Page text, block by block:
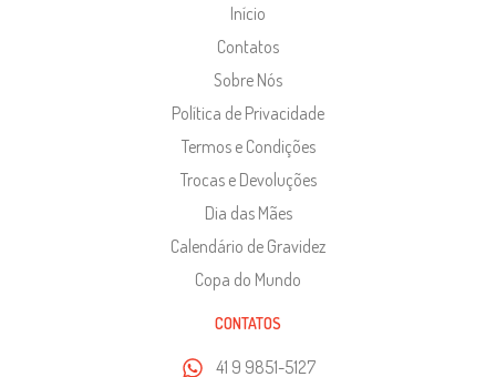
Início
Contatos
Sobre Nós
Política de Privacidade
Termos e Condições
Trocas e Devoluções
Dia das Mães
Calendário de Gravidez
Copa do Mundo
CONTATOS
41 9 9851-5127